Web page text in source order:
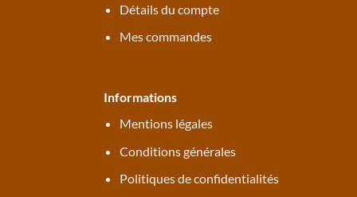
Détails du compte
Mes commandes
Informations
Mentions légales
Conditions générales
Politiques de confidentialités